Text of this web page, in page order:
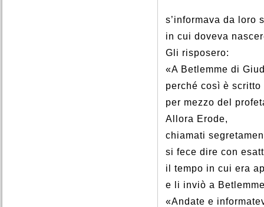
s’informava da loro
in cui doveva
Gli risposero:
«A Betlemme di
perché così è scritto
per mezzo del
Allora Erode,
chiamati
si fece dire con
il tempo in cui era
e li inviò a
«Andate e